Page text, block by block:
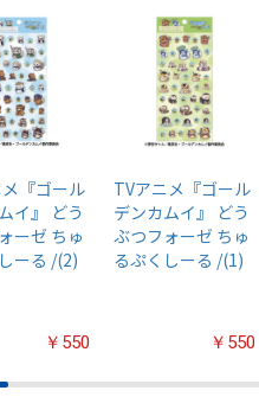
『ゴール
イ』 どう
ーゼ ちゅ
ーる /(2)
￥550
TVアニメ『ゴール
デンカムイ』 どう
ぶつフォーゼ ちゅ
るぷくしーる /(1)
￥550